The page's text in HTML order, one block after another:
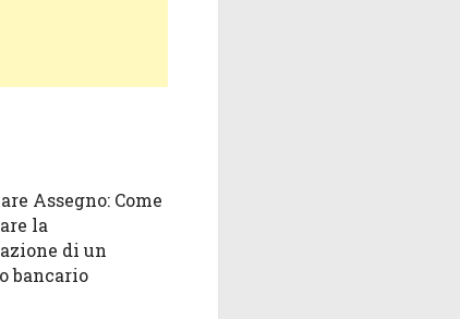
Assegno: Come
la
di un
bancario